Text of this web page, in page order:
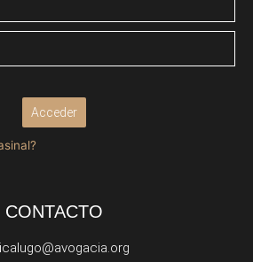
Acceder
CONTACTO
icalugo@avogacia.org